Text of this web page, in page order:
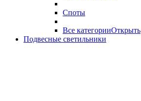
Споты
Все категорииОткрыть
Подвесные светильники